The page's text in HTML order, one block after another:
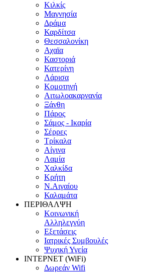
Κιλκίς
Μαγνησία
Δράμα
Καρδίτσα
Θεσσαλονίκη
Αχαϊα
Καστοριά
Κατερίνη
Λάρισα
Κομοτηνή
Αιτωλοακαρνανία
Ξάνθη
Πάρος
Σάμος - Ικαρία
Σέρρες
Τρίκαλα
Αίγινα
Λαμία
Χαλκίδα
Κρήτη
Ν.Αιγαίου
Καλαμάτα
ΠΕΡΙΘΑΛΨΗ
Κοινωνική
Αλληλεγγύη
Εξετάσεις
Ιατρικές Συμβουλές
Ψυχική Υγεία
ΙΝΤΕΡΝΕΤ (WiFi)
Δωρεάν Wifi